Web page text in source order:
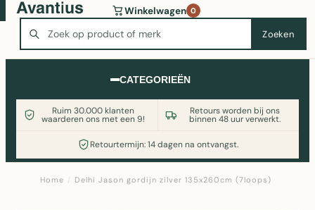
Zoeken
Winkelwagen 0
CATEGORIEËN
Ruim 30.000 klanten
waarderen ons met een 9!
Retours worden bij ons
binnen 48 uur verwerkt.
Retourtermijn: 14 dagen na ontvangst.
Wasmachine of koelkast nodig? Vergelijk alle prijzen op
Witgoedaanbod.nl
Home / Delhi Jason gordijn zilver 135x260cm (7loops)